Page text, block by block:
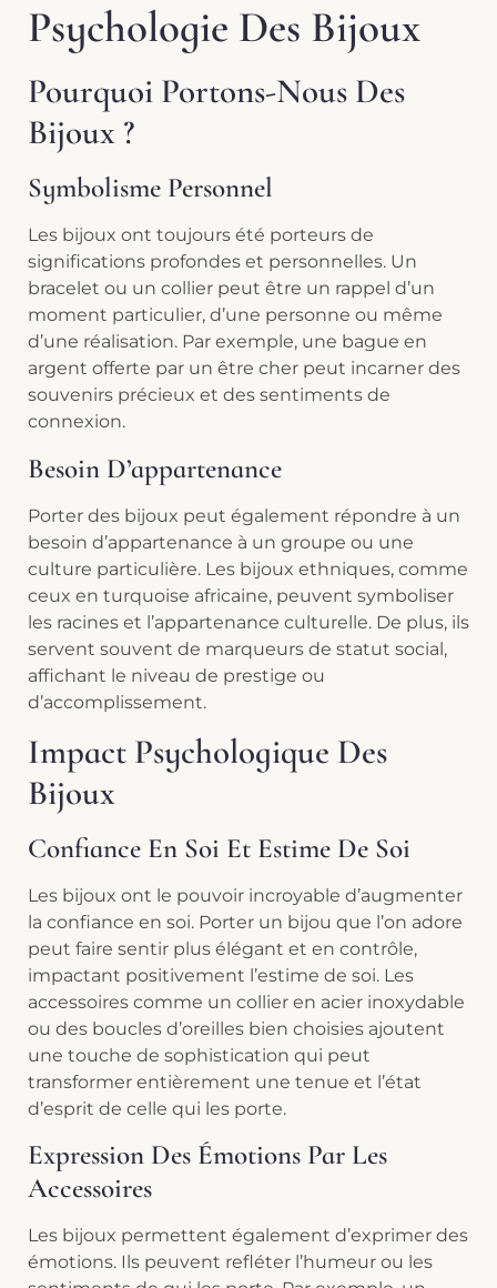
Psychologie Des Bijoux
Pourquoi Portons-Nous Des
Bijoux ?
Symbolisme Personnel
Les bijoux ont toujours été porteurs de
significations profondes et personnelles. Un
bracelet ou un collier peut être un rappel d’un
moment particulier, d’une personne ou même
d’une réalisation. Par exemple, une bague en
argent offerte par un être cher peut incarner des
souvenirs précieux et des sentiments de
connexion.
Besoin D’appartenance
Porter des bijoux peut également répondre à un
besoin d’appartenance à un groupe ou une
culture particulière. Les bijoux ethniques, comme
ceux en turquoise africaine, peuvent symboliser
les racines et l’appartenance culturelle. De plus, ils
servent souvent de marqueurs de statut social,
affichant le niveau de prestige ou
d’accomplissement.
Impact Psychologique Des
Bijoux
Confiance En Soi Et Estime De Soi
Les bijoux ont le pouvoir incroyable d’augmenter
la confiance en soi. Porter un bijou que l’on adore
peut faire sentir plus élégant et en contrôle,
impactant positivement l’estime de soi. Les
accessoires comme un collier en acier inoxydable
ou des boucles d’oreilles bien choisies ajoutent
une touche de sophistication qui peut
transformer entièrement une tenue et l’état
d’esprit de celle qui les porte.
Expression Des Émotions Par Les
Accessoires
Les bijoux permettent également d’exprimer des
émotions. Ils peuvent refléter l’humeur ou les